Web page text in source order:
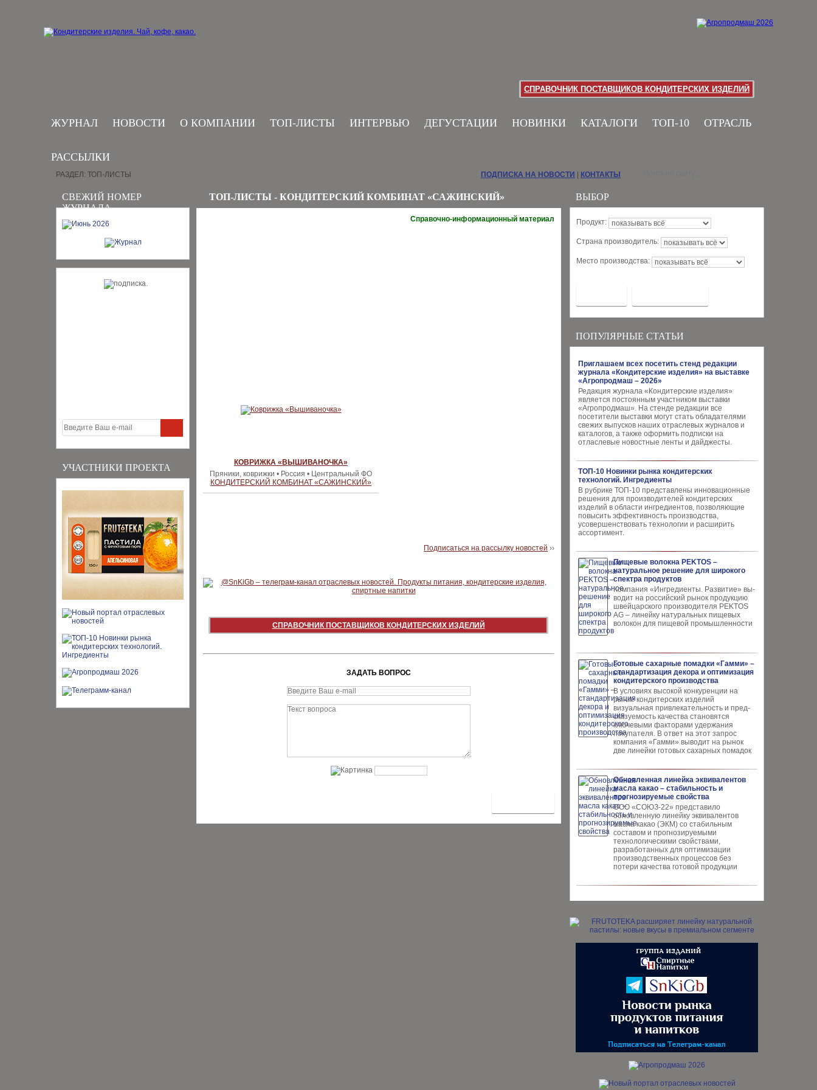
СПРАВОЧНИК ПОСТАВЩИКОВ КОНДИТЕРСКИХ ИЗДЕЛИЙ
ЖУРНАЛ НОВОСТИ О КОМПАНИИ ТОП-ЛИСТЫ ИНТЕРВЬЮ ДЕГУСТАЦИИ НОВИНКИ КАТАЛОГИ ТОП-10 ОТРАСЛЬ
РАССЫЛКИ
СВЕЖИЙ НОМЕР
ЖУРНАЛА
УЧАСТНИКИ ПРОЕКТА
ВЫБОР
Продукт:
Страна производитель:
Место производства:
ПОПУЛЯРНЫЕ СТАТЬИ
Приглашаем всех посетить стенд редакции
журнала «Кондитерские изделия» на выставке
«Агропродмаш – 2026»
Редакция журнала «Кондитерские изделия»
является постоянным участником выставки
«Агропродмаш». На стенде редакции все
посетители выставки могут стать обладателями
свежих выпусков наших отраслевых журналов и
каталогов, а также оформить подписки на
отласлевые новостные ленты и дайджесты.
ТОП-10 Новинки рынка кондитерских
технологий. Ингредиенты
В рубрике ТОП-10 представлены инновационные
решения для производителей кондитерских
изделий в области ингредиентов, позволяющие
повысить эффективность производства,
усовершенствовать технологии и расширить
ассортимент.
Пищевые волокна PEKTOS –
натуральное решение для широкого
спектра продуктов
Компания «Ингредиенты. Развитие» вы­
водит на российский рынок продукцию
швей­царского производителя PEKTOS
AG – ли­нейку натуральных пищевых
волокон для пи­щевой промышленности
Готовые сахарные помадки «Гамми» –
стандартизация декора и оптимизация
кондитерского производства
В условиях высокой кон­куренции на
рынке конди­терских изделий
визуальная привлекательность и пред­
сказуемость качества ста­новятся
ключевыми факто­рами удержания
покупателя. В ответ на этот запрос
компания «Гамми» выводит на рынок
две линейки готовых сахарных помадок
Обновленная линейка эквивалентов
масла какао – стабильность и
прогнозируемые свойства
ООО «СОЮЗ-22» представило
обновлен­ную линейку эквивалентов
масла ка­као (ЭКМ) со стабильным
составом и прогнозируемыми
технологическими свойствами,
разработанных для опти­мизации
производственных процес­сов без
потери качества готовой про­дукции
РАЗДЕЛ: ТОП-ЛИСТЫ ПОДПИСКА НА НОВОСТИ КОНТАКТЫ
ТОП-ЛИСТЫ - КОНДИТЕРСКИЙ КОМБИНАТ «САЖИНСКИЙ»
Справочно-информационный материал
КОВРИЖКА «ВЫШИВАНОЧКА»
Пряники, коврижки • Россия • Центральный ФО
КОНДИТЕРСКИЙ КОМБИНАТ «САЖИНСКИЙ»
Подписаться на рассылку новостей ››
СПРАВОЧНИК ПОСТАВЩИКОВ КОНДИТЕРСКИХ ИЗДЕЛИЙ
ЗАДАТЬ ВОПРОС